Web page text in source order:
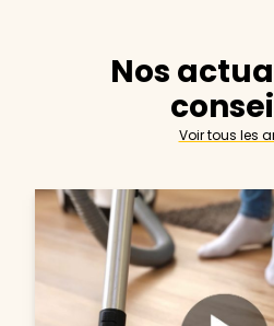
Nos
Voir tous les